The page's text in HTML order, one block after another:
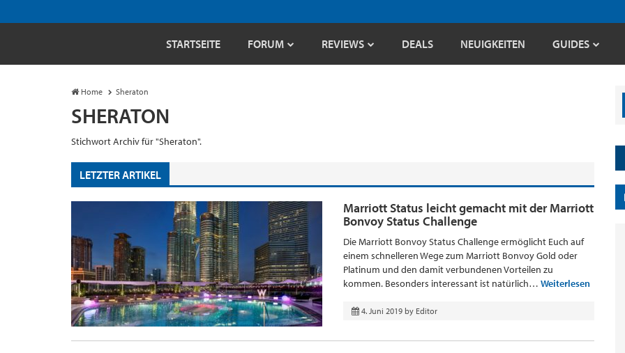
STARTSEITE FORUM REVIEWS DEALS NEUIGKEITEN GUIDES
Home Sheraton
SHERATON
Stichwort Archiv für "Sheraton".
LETZTER ARTIKEL
Marriott Status leicht gemacht mit der Marriott
Bonvoy Status Challenge
Die Marriott Bonvoy Status Challenge ermöglicht Euch auf
einem schnelleren Wege zum Marriott Bonvoy Gold oder
Platinum und den damit verbundenen Vorteilen zu
kommen. Besonders interessant ist natürlich… Weiterlesen
4. Juni 2019 by Editor